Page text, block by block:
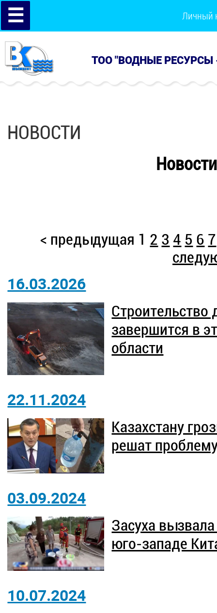
☰ Личный
ТОО "ВОДНЫЕ РЕСУРСЫ
НОВОСТИ
< предыдущая 1 2 3 4 5 6 7
16.03.2026
завершится в
области
22.11.2024
Казахстану
решат
03.09.2024
Засуха
юго-западе
10.07.2024